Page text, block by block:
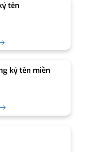
tên
ký tên miền